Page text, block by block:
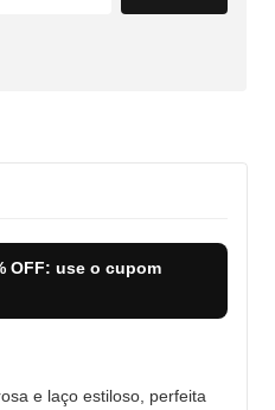
OFF: use o cupom
e laço estiloso, perfeita